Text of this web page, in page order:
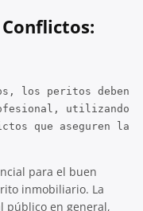
los peritos deben
utilizando
que aseguren la
para el buen
inmobiliario. La
público en general,